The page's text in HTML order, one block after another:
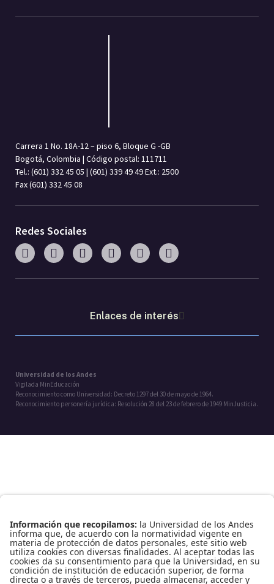
Carrera 1 No. 18A-12 – piso 6, Bloque G -GB
Bogotá, Colombia | Código postal: 111711
Tel.: (601) 332 45 05 | (601) 339 49 49 Ext.: 2500
Fax (601) 332 45 08
Redes Sociales
Enlaces de interés
Universidad de los Andes
Vigilada MinEducación
Reconocimiento como Universidad: Decreto 1297 del 30 de mayo de 1964.
Reconocimiento personería jurídica: Resolución 28 del 23 de febrero de 1949 MinJusticia.
La Vicedecanatura|proyectos, grupos y semilleros|Consultoría y
servicios de extensión|Arqueología preventiva y de rescate
|Directorio de consultores|Convocatorias|Centro de investigación
e innovación